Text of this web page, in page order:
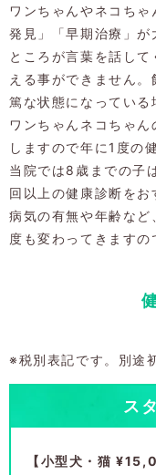
ワンちゃんやネコち
発見」「早期治療」が
ところが言葉を話し
える事ができません
篤な状態になっている
ワンちゃんネコちゃ
しますので年に1度の
当院では8歳までの子
回以上の健康診断をお
病気の有無や年齢な
度も変わってきますの
※税別表記です。別途
ス
【小型犬・猫